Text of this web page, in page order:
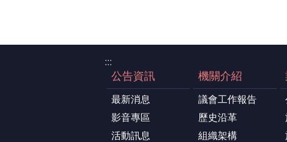
:::
公告資訊
最新消息
影音專區
活動訊息
機關介紹
議會工作報告
歷史沿革
組織架構